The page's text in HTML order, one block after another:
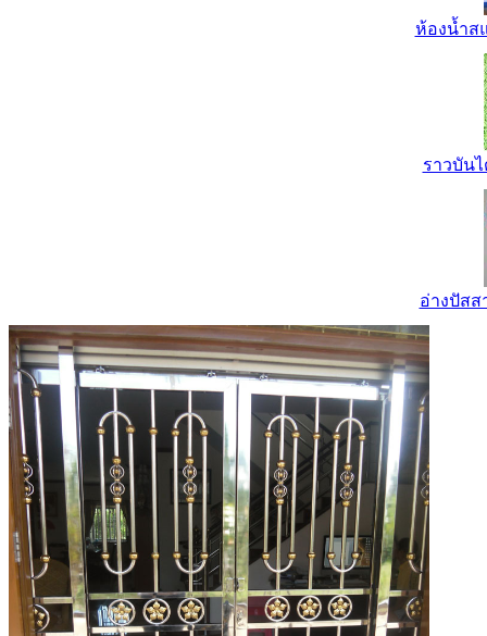
ห้องน้ำส
ราวบัน
อ่างปัสส